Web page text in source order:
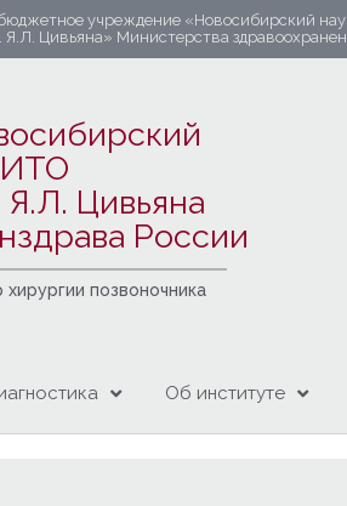
учреждение «Новосибирский
Цивьяна» Министерства
Я.Л. Цивьяна
России
хирургии позвоночника
Об институте